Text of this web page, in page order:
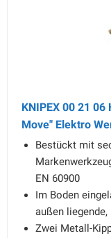
KNIPEX 00 21
Move" Elektro
Bestückt mit
EN 60900
Im Boden
außen
Zwei Metall-